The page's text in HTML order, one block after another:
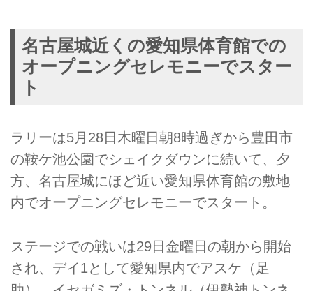
名古屋城近くの愛知県体育館での
オープニングセレモニーでスター
ト
ラリーは5月28日木曜日朝8時過ぎから豊田市
の鞍ケ池公園でシェイクダウンに続いて、夕
方、名古屋城にほど近い愛知県体育館の敷地
内でオープニングセレモニーでスタート。
ステージでの戦いは29日金曜日の朝から開始
され、デイ1として愛知県内でアスケ（足